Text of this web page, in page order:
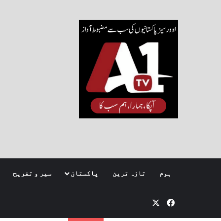
ہوم تازہ ترین پاکستان سیر و تفریح
Facebook